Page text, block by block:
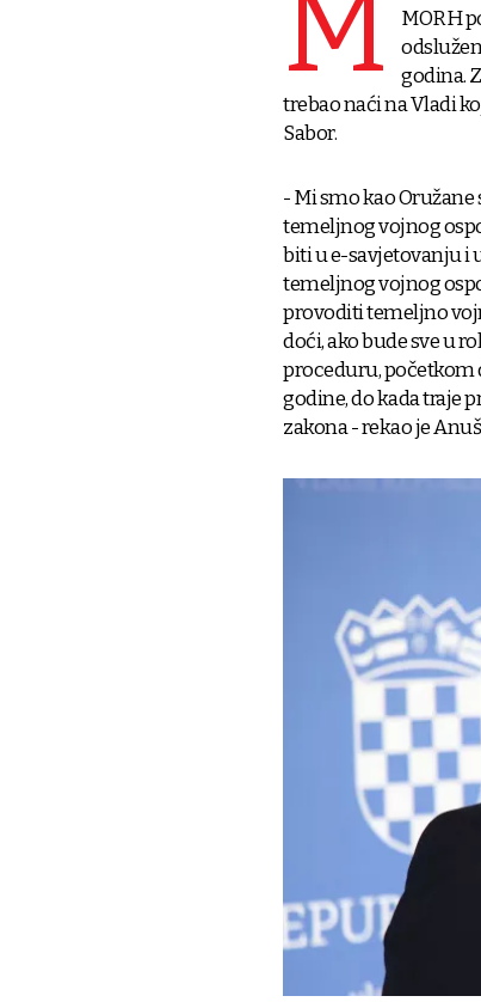
M
MORH
godina.
trebao naći na Vladi
Sabor.
- Mi smo kao
temeljnog vojnog
biti u e-savjetovanju i
temeljnog vojnog
provoditi temeljno
doći, ako bude sve u
proceduru, početkom
godine, do kada traje
zakona - rekao je